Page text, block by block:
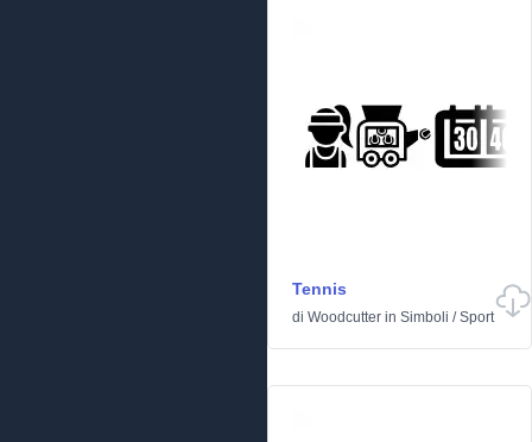
Tennis
di Woodcutter in Simboli /Sport